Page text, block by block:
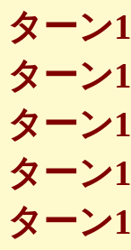
ターン1
ターン1
ターン1
ターン1
ターン1